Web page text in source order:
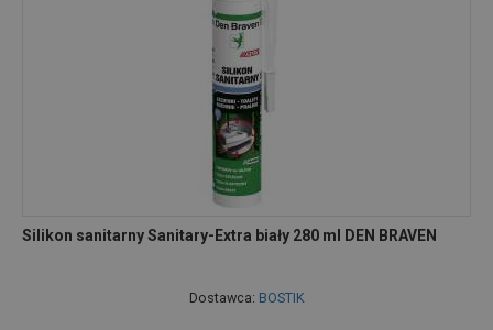
Silikon sanitarny Sanitary-Extra biały 280 ml DEN BRAVEN
Dostawca: BOSTIK